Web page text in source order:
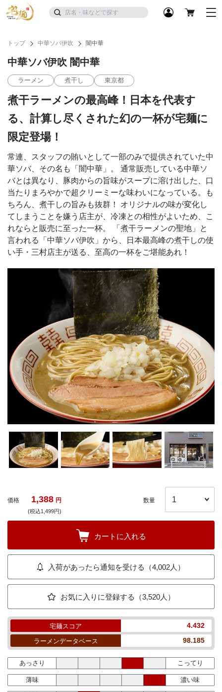
トップ 中華ソバ伊吹 闇中華
中華ソバ伊吹 闇中華
ラーメン 煮干し 東京都
煮干ラーメンの最高峰！日本を代表す
る、計算し尽くされた幻の一杯が宅麺に
限定登場！
常連、スタッフの賄いとして一部のみで提供されていた中
華ソバ、その名も「闇中華」。 通常販売している中華ソ
バとは異なり、豚肉からの旨味がスープに溶け出した、口
当たりまろやかで超クリーミーな味わいになっている。も
ちろん、煮干しの旨みも抜群！ オリジナルの味が変化し
てしまうことを嫌う店主が、冷凍との相性がよいため、こ
れならと販売に至った一杯。 「煮干ラーメンの聖地」と
言われる「中華ソバ伊吹」から、日本最高峰の煮干しの使
い手・三村店主が送る、至高の一杯をご堪能あれ！
価格 1,388 円
(税込1,499円)
数量
カートに入れる
入荷があったら通知を受ける（4,002人）
お気に入りに登録する（3,520人）
宅麺スコア 4.432
ラーメンデータベース 98.185
あっさり こってり
薄味 濃い味